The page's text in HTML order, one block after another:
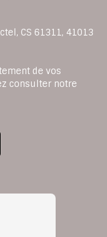
CS 61311, 41013
de vos
consulter notre